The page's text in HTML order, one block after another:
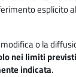
esplicito
o la
nei limiti
indicata.